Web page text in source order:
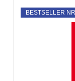
BESTSELLER